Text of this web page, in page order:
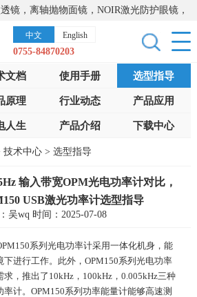
镜，离轴抛物面镜，NOIR激光防护眼镜，
台，激光器，光谱仪，红外热像仪，激光
中文 English
0755-84870203
文档 使用手册 选型指导
原理 行业动态 产品应用
人生 产品介绍 下载中心
技术中心 > 选型指导
输入带宽OPM光电功率计对比，
USB激光功率计选型指导
吴wq 时间：2025-07-08
系列光电功率计采用一体化机身，能
进行工作。此外， OPM150系列光电功率
求，推出了 10kHz， 100kHz， 0.005kHz三种
计。 OPM150系列功率能量计能够高速测